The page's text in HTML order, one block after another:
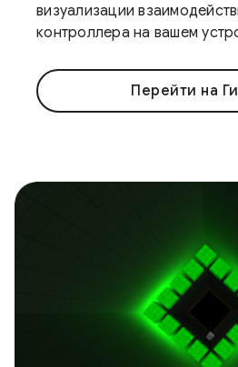
визуализации
контроллера на вашем
Перейти на